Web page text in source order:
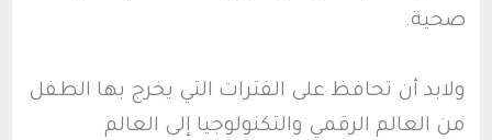
صحية.
ولابد أن تحافظ على الفترات التي يخرج بها الطفل
من العالم الرقمي والتكنولوجيا إلى العالم